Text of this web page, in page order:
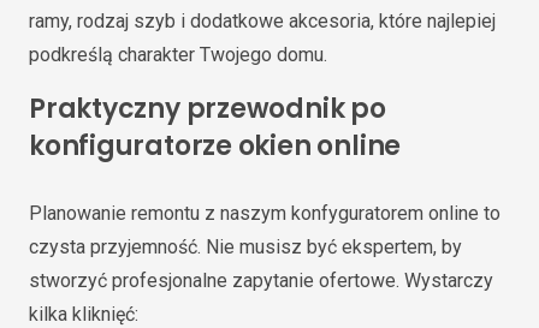
ramy, rodzaj szyb i dodatkowe akcesoria, które najlepiej
podkreślą charakter Twojego domu.
Praktyczny przewodnik po
konfiguratorze okien online
Planowanie remontu z naszym konfyguratorem online to
czysta przyjemność. Nie musisz być ekspertem, by
stworzyć profesjonalne zapytanie ofertowe. Wystarczy
kilka kliknięć: